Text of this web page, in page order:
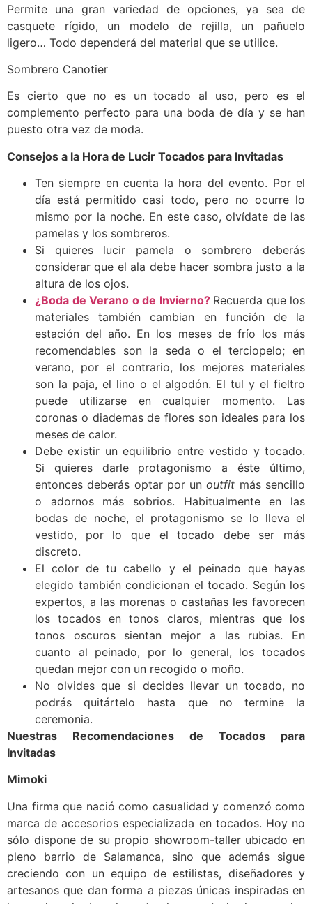
Permite una gran variedad de opciones, ya sea de
casquete rígido, un modelo de rejilla, un pañuelo
ligero… Todo dependerá del material que se utilice.
Sombrero Canotier
Es cierto que no es un tocado al uso, pero es el
complemento perfecto para una boda de día y se han
puesto otra vez de moda.
Consejos a la Hora de Lucir Tocados para Invitadas
Ten siempre en cuenta la hora del evento. Por el
día está permitido casi todo, pero no ocurre lo
mismo por la noche. En este caso, olvídate de las
pamelas y los sombreros.
Si quieres lucir pamela o sombrero deberás
considerar que el ala debe hacer sombra justo a la
altura de los ojos.
¿Boda de Verano o de Invierno? Recuerda que los
materiales también cambian en función de la
estación del año. En los meses de frío los más
recomendables son la seda o el terciopelo; en
verano, por el contrario, los mejores materiales
son la paja, el lino o el algodón. El tul y el fieltro
puede utilizarse en cualquier momento. Las
coronas o diademas de flores son ideales para los
meses de calor.
Debe existir un equilibrio entre vestido y tocado.
Si quieres darle protagonismo a éste último,
entonces deberás optar por unoutfit más sencillo
o adornos más sobrios. Habitualmente en las
bodas de noche, el protagonismo se lo lleva el
vestido, por lo que el tocado debe ser más
discreto.
El color de tu cabello y el peinado que hayas
elegido también condicionan el tocado. Según los
expertos, a las morenas o castañas les favorecen
los tocados en tonos claros, mientras que los
tonos oscuros sientan mejor a las rubias. En
cuanto al peinado, por lo general, los tocados
quedan mejor con un recogido o moño.
No olvides que si decides llevar un tocado, no
podrás quitártelo hasta que no termine la
ceremonia.
Nuestras Recomendaciones de Tocados para
Invitadas
Mimoki
Una firma que nació como casualidad y comenzó como
marca de accesorios especializada en tocados. Hoy no
sólo dispone de su propio showroom-taller ubicado en
pleno barrio de Salamanca, sino que además sigue
creciendo con un equipo de estilistas, diseñadores y
artesanos que dan forma a piezas únicas inspiradas en